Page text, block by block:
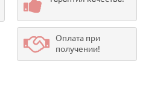
Оплата при
получении!